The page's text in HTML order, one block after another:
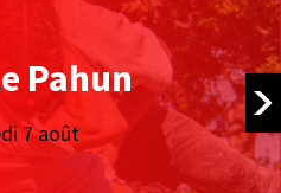
Pahun
7 août